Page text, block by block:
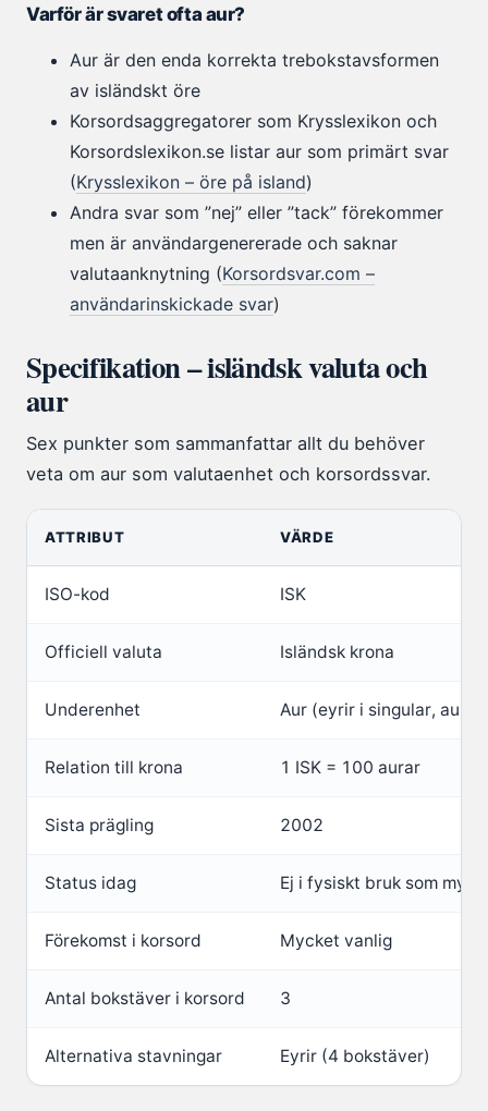
Varför är svaret ofta aur?
Aur är den enda korrekta trebokstavsformen
av isländskt öre
Korsordsaggregatorer som Krysslexikon och
Korsordslexikon.se listar aur som primärt svar
(Krysslexikon – öre på island)
Andra svar som ”nej” eller ”tack” förekommer
men är användargenererade och saknar
valutaanknytning (Korsordsvar.com –
användarinskickade svar)
Specifikation – isländsk valuta och
aur
Sex punkter som sammanfattar allt du behöver
veta om aur som valutaenhet och korsordssvar.
ATTRIBUT VÄRDE
ISO-kod ISK
Officiell valuta Isländsk krona
Underenhet Aur (eyrir i singular, aurar
Relation till krona 1 ISK = 100 aurar
Sista prägling 2002
Status idag Ej i fysiskt bruk som mynt
Förekomst i korsord Mycket vanlig
Antal bokstäver i korsord 3
Alternativa stavningar Eyrir (4 bokstäver)